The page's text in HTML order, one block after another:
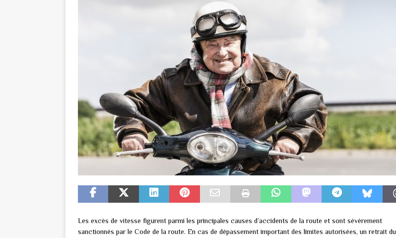
Les excès de vitesse figurent parmi les principales causes d’accidents de la route et sont sévèrement
sanctionnés par le Code de la route. En cas de dépassement important des limites autorisées, un retrait du